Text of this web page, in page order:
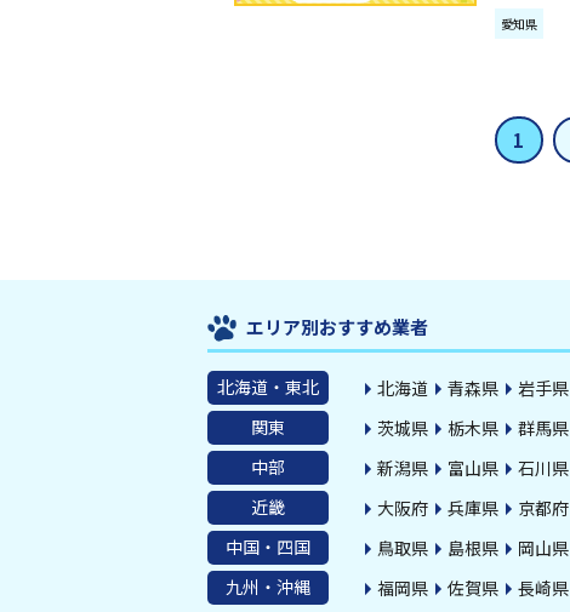
愛知県
1
エリア別おすすめ業者
北海道・東北 北海道 青森県 岩手県
関東
茨城県 栃木県 群馬県
中部
新潟県 富山県 石川県
近畿
大阪府 兵庫県 京都府
中国・四国
鳥取県 島根県 岡山県
九州・沖縄
福岡県 佐賀県 長崎県